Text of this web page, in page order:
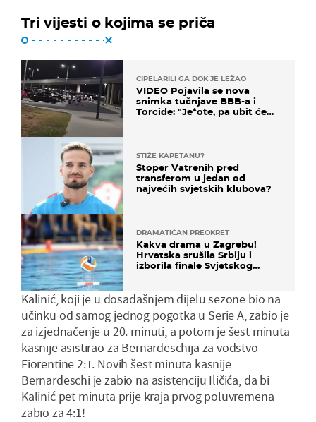
Tri vijesti o kojima se priča
CIPELARILI GA DOK JE LEŽAO
VIDEO Pojavila se nova
snimka tučnjave BBB-a i
Torcide: "Je*ote, pa ubit će
STIŽE KAPETANU?
Stoper Vatrenih pred
transferom u jedan od
najvećih svjetskih klubova?
DRAMATIČAN PREOKRET
Kakva drama u Zagrebu!
Hrvatska srušila Srbiju i
izborila finale Svjetskog
Kalinić, koji je u dosadašnjem dijelu sezone bio na
učinku od samog jednog pogotka u Serie A, zabio je
za izjednačenje u 20. minuti, a potom je šest minuta
kasnije asistirao za Bernardeschija za vodstvo
Fiorentine 2:1. Novih šest minuta kasnije
Bernardeschi je zabio na asistenciju Iličića, da bi
Kalinić pet minuta prije kraja prvog poluvremena
zabio za 4:1!